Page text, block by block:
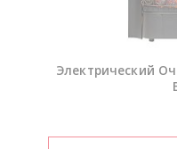
Электрический